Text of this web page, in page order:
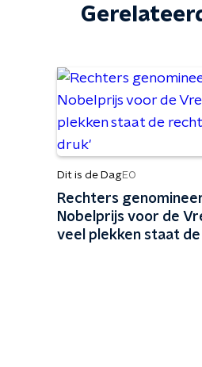
Dit is de DagEO
Rechters
Nobelprijs voor de
veel plekken staat